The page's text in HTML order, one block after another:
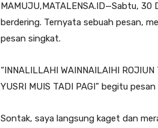
MAMUJU,MATALENSA.ID—Sabtu,
berdering. Ternyata sebuah pesan,
pesan singkat.
“INNALILLAHI WAINNAILAIHI
YUSRI MUIS TADI PAGI” begitu
Sontak, saya langsung kaget dan